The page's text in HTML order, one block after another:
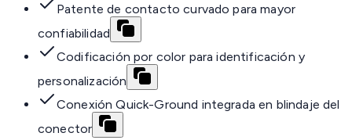
Patente de contacto curvado para mayor
confiabilidad
Codificación por color para identificación y
personalización
Conexión Quick-Ground integrada en blindaje del
conector